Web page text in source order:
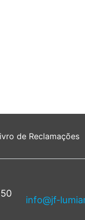
de Reclamações
info@jf-